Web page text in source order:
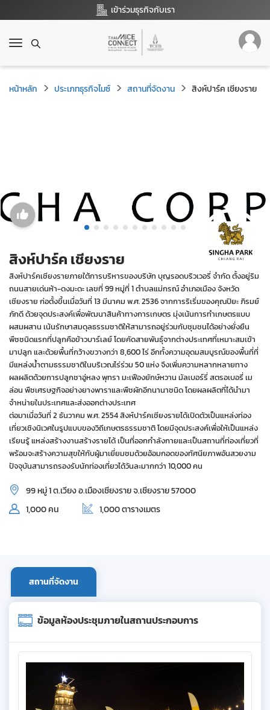
เข้าร่วมธุรกิจกับเรา
T
g
g
l
t
i
o
หน้าหลัก ประเภทธุรกิจไมซ์ สถานที่จัดงาน สิงห์ปาร์ค เชียงราย
สิงห์ปาร์ค เชียงราย
สิงห์ปาร์คเชียงรายภายใต้การบริหารของบริษัท บุญรอดบริวเวอรี่ จำกัด ตั้งอยู่ริม
ถนนสายเด่นห้า-ดงมะดะ เลขที่ 99 หมู่ที่ 1 ตำบลแม่กรณ์ อำเภอเมือง จังหวัด
เชียงราย ก่อตั้งขึ้นเมื่อวันที่ 13 มีนาคม พ.ศ. 2536 จากการริเริ่มของคุณปิยะ ภิรมย์
ภักดี ด้วยจุดประสงค์เพื่อพัฒนาสินค้าทางการเกษตร มุ่งเน้นการทำเกษตรแบบ
ผสมผสาน เน้นรักษาสมดุลธรรมชาติให้สามารถอยู่ร่วมกับชุมชนได้อย่างยั่งยืน
พืชชนิดแรกที่ปลูกคือข้าวบาร์เลย์ โดยคัดสายพันธุ์จากต่างประเทศที่เหมาะสมเข้า
มาปลูก และด้วยพื้นที่กว้างขวางกว่า 8,600 ไร่ อีกทั้งความอุดมสมบูรณ์ของพื้นที่ที่
มีแหล่งน้ำตามธรรมชาติในบริเวณไร่ร่วม 50 แห่ง จึงเพิ่มความหลากหลายทาง
ผลผลิตด้วยการปลูกชาอู่หลง พุทรา มะเฟืองยักษ์หวาน มัลเบอร์รี่ สตรอเบอรี่ เม
ล่อน พืชเศรษฐกิจอย่างยางพาราและพืชผักอีกนานาชนิด โดยผลผลิตที่ได้นำมา
จำหน่ายในประเทศและส่งออกต่างประเทศ
ต่อมาเมื่อวันที่ 2 ธันวาคม พ.ศ. 2554 สิงห์ปาร์คเชียงรายได้เปิดตัวเป็นแหล่งท่อง
เที่ยวเชิงนิเวศในรูปแบบของวิถีเกษตรธรรมชาติ โดยมีจุดประสงค์เพื่อให้เป็นแหล่ง
เรียนรู้ แหล่งสร้างงานสร้างรายได้ เป็นที่ออกกำลังกายและเป็นสถานที่ท่องเที่ยวที่
พร้อมจะสร้างความสุขให้กับผู้มาเยี่ยมชมด้วยอ้อมกอดของทัศนียภาพอันสวยงาม
ปัจจุบันสามารถรองรับนักท่องเที่ยวได้วันละมากกว่า 10,000 คน
99 หมู่ 1 ต.เวียง อ.เมืองเชียงราย จ.เชียงราย 57000
1,000 คน
1,000 ตารางเมตร
สถานที่จัดงาน
ข้อมูลห้องประชุมภายในสถานประกอบการ